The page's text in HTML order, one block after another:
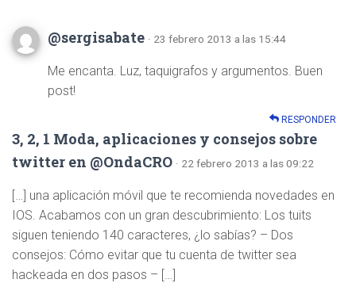
@sergisabate · 23 febrero 2013 a las 15:44
Me encanta. Luz, taquigrafos y argumentos. Buen
post!
RESPONDER
3, 2, 1 Moda, aplicaciones y consejos sobre
twitter en @OndaCRO · 22 febrero 2013 a las 09:22
[…] una aplicación móvil que te recomienda novedades en
IOS. Acabamos con un gran descubrimiento: Los tuits
siguen teniendo 140 caracteres, ¿lo sabías? – Dos
consejos: Cómo evitar que tu cuenta de twitter sea
hackeada en dos pasos – […]